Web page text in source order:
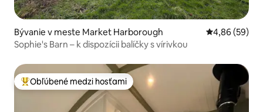
Bývanie v meste Market Harborough Priemerné
4,86 (59)
Sophie's Barn – k dispozícii balíčky s vírivkou
Najobľúbenejšie medzi hosťami
Obľúbené medzi hosťami